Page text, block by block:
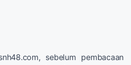
sebelum pembacaan